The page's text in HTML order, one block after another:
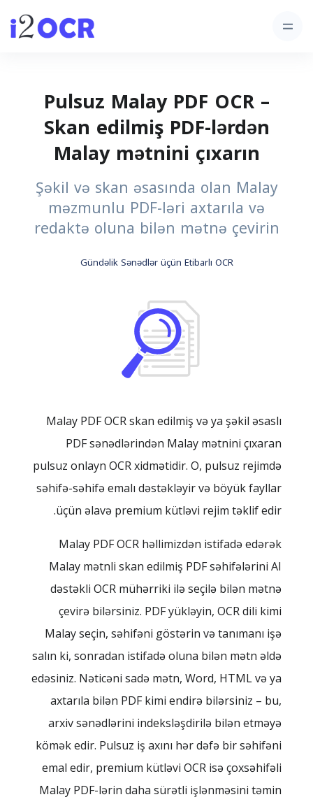
Pulsuz Malay PDF OCR –
Skan edilmiş PDF-lərdən
Malay mətnini çıxarın
Şəkil və skan əsasında olan Malay
məzmunlu PDF-ləri axtarıla və
redaktə oluna bilən mətnə çevirin
Gündəlik Sənədlər üçün Etibarlı OCR
Malay PDF OCR skan edilmiş və ya şəkil əsaslı
PDF sənədlərindən Malay mətnini çıxaran
pulsuz onlayn OCR xidmətidir. O, pulsuz rejimdə
səhifə-səhifə emalı dəstəkləyir və böyük fayllar
üçün əlavə premium kütləvi rejim təklif edir.
Malay PDF OCR həllimizdən istifadə edərək
Malay mətnli skan edilmiş PDF səhifələrini AI
dəstəkli OCR mühərriki ilə seçilə bilən mətnə
çevirə bilərsiniz. PDF yükləyin, OCR dili kimi
Malay seçin, səhifəni göstərin və tanımanı işə
salın ki, sonradan istifadə oluna bilən mətn əldə
edəsiniz. Nəticəni sadə mətn, Word, HTML və ya
axtarıla bilən PDF kimi endirə bilərsiniz – bu,
arxiv sənədlərini indeksləşdirilə bilən etməyə
kömək edir. Pulsuz iş axını hər dəfə bir səhifəni
emal edir, premium kütləvi OCR isə çoxsəhifəli
Malay PDF-lərin daha sürətli işlənməsini təmin